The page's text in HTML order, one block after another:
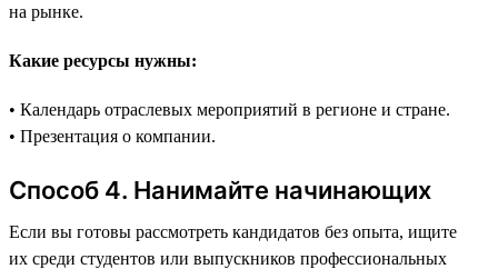
на рынке.
Какие ресурсы нужны:
• Календарь отраслевых мероприятий в регионе и стране.
• Презентация о компании.
Способ 4. Нанимайте начинающих
Если вы готовы рассмотреть кандидатов без опыта, ищите
их среди студентов или выпускников профессиональных